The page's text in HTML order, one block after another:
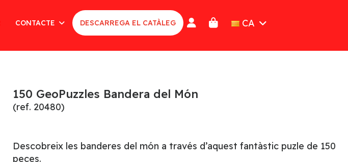
CONTACTE DESCARREGA EL CATÀLEG CA
150 GeoPuzzles Bandera del Món
(ref. 20480)
Descobreix les banderes del món a través d’aquest fantàstic puzle de 150
peces.